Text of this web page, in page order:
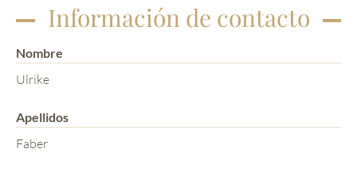
Información de contacto
Nombre
Ulrike
Apellidos
Faber